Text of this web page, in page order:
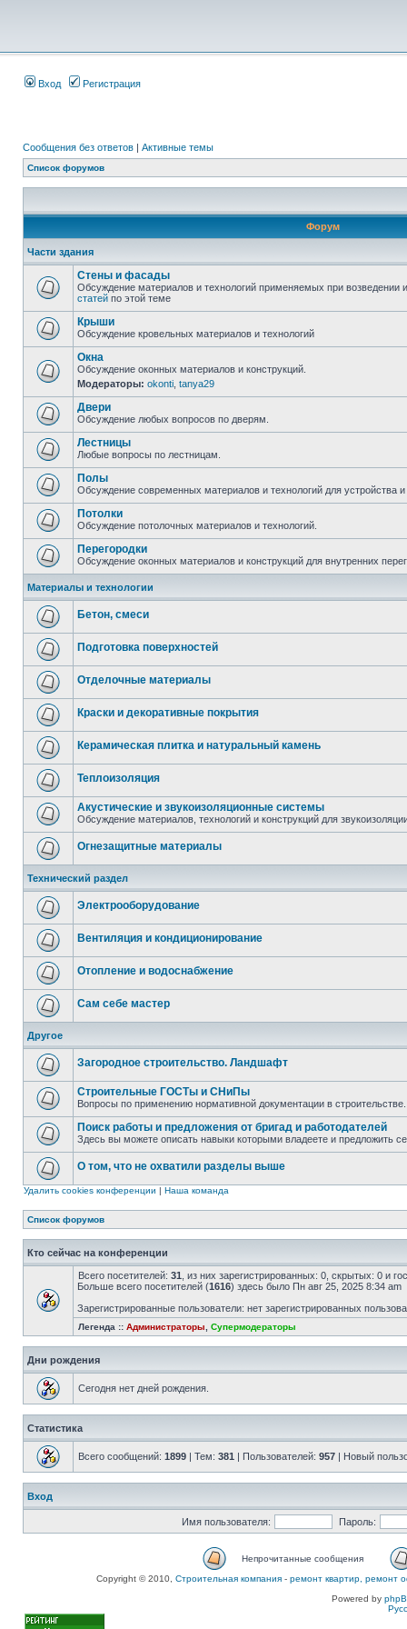
Вход Регистрация
Сообщения без ответов | Активные темы
Список форумов
Форум
Части здания
Стены и фасады
Обсуждение материалов и технологий применяемых при возведении
статей по этой теме
Крыши
Обсуждение кровельных материалов и технологий
Окна
Обсуждение оконных материалов и конструкций.
Модераторы: okonti tanya29
Двери
Обсуждение любых вопросов по дверям.
Лестницы
Любые вопросы по лестницам.
Полы
Обсуждение современных материалов и технологий для устройства
Потолки
Обсуждение потолочных материалов и технологий.
Перегородки
Обсуждение оконных материалов и конструкций для внутренних
Материалы и технологии
Бетон, смеси
Подготовка поверхностей
Отделочные материалы
Краски и декоративные покрытия
Керамическая плитка и натуральный камень
Теплоизоляция
Акустические и звукоизоляционные системы
Обсуждение материалов, технологий и конструкций для
Огнезащитные материалы
Технический раздел
Электрооборудование
Вентиляция и кондиционирование
Отопление и водоснабжение
Сам себе мастер
Другое
Загородное строительство. Ландшафт
Строительные ГОСТы и СНиПы
Вопросы по применению нормативной документации в строительстве.
Поиск работы и предложения от бригад и работодателей
Здесь вы можете описать навыки которыми владеете и предложить
О том, что не охватили разделы выше
Удалить cookies конференции | Наша команда
Список форумов
Кто сейчас на конференции
Всего посетителей: 31 , из них зарегистрированных: 0, скрытых: 0 и
Больше всего посетителей (1616) здесь было Пн авг 25, 2025 8:34 am
Зарегистрированные пользователи: нет зарегистрированных
Легенда :: Администраторы Супермодераторы
Дни рождения
Сегодня нет дней рождения.
Статистика
Всего сообщений: 1899 | Тем: 381 | Пользователей: 957 | Новый
Вход
Имя пользователя: Пароль:
Непрочитанные сообщения
Copyright © 2010, Строительная компания - ремонт квартир, ремонт
Powered by